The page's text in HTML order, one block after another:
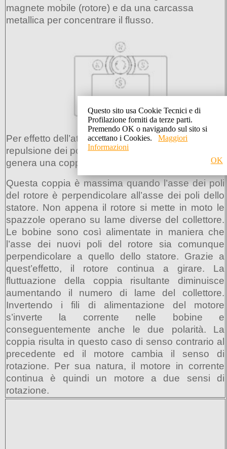
magnete mobile (rotore) e da una carcassa
metallica per concentrare il flusso.
Per effetto dell’attrazione dei poli contrari e della
repulsione dei poli di stesso segno, sul rotore si
genera una coppia che lo mette in moto.
Questa coppia è massima quando l’asse dei poli
del rotore è perpendicolare all’asse dei poli dello
statore. Non appena il rotore si mette in moto le
spazzole operano su lame diverse del collettore.
Le bobine sono così alimentate in maniera che
l’asse dei nuovi poli del rotore sia comunque
perpendicolare a quello dello statore. Grazie a
quest’effetto, il rotore continua a girare. La
fluttuazione della coppia risultante diminuisce
aumentando il numero di lame del collettore.
Invertendo i fili di alimentazione del motore
s’inverte la corrente nelle bobine e
conseguentemente anche le due polarità. La
coppia risulta in questo caso di senso contrario al
precedente ed il motore cambia il senso di
rotazione. Per sua natura, il motore in corrente
continua è quindi un motore a due sensi di
rotazione.
Questo sito usa Cookie Tecnici e di
Profilazione forniti da terze parti.
Premendo OK o navigando sul sito si
accettano i Cookies.
Maggiori
Informazioni
OK